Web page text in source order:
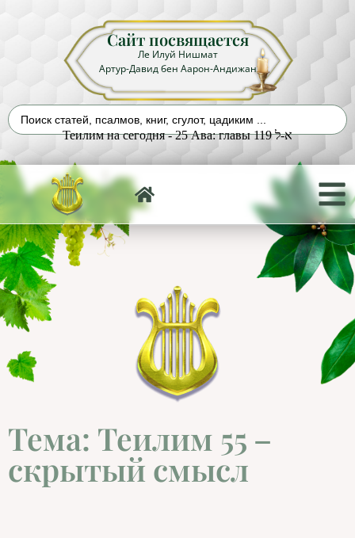
Сайт посвящается
Ле Илуй Нишмат
Артур-Давид бен Аарон-Андижан
Теилим на сегодня - 25 Ава: главы 119 א-ל
Тема: Теилим 55 –
скрытый смысл